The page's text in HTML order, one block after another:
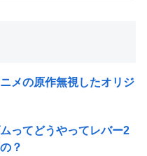
ニメの原作無視したオリジ
ムってどうやってレバー2
？